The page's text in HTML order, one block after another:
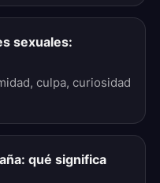
sexuales:
culpa, curiosidad
qué significa